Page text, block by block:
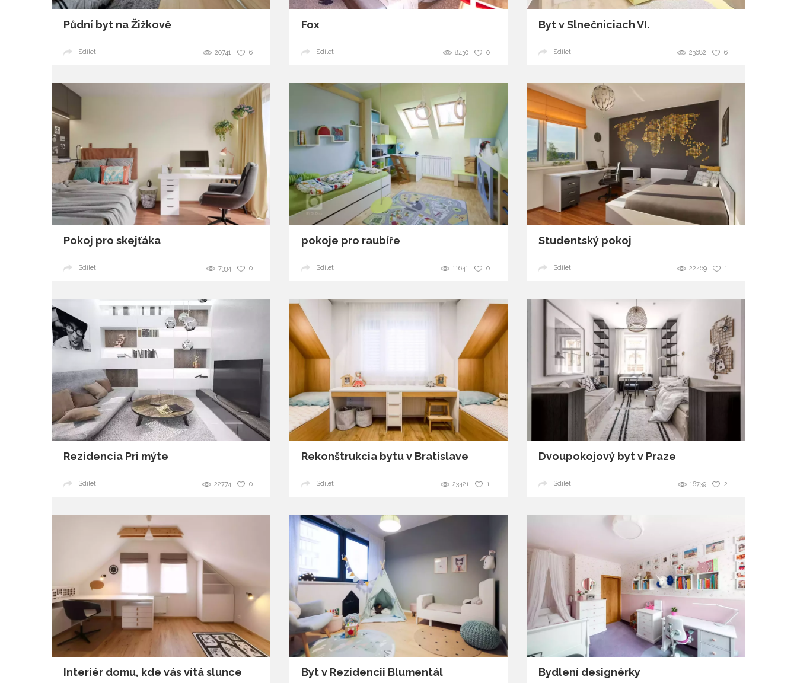
Půdní byt na Žižkově
6
20741
Sdílet
Fox
0
8430
Sdílet
Byt v Slnečniciach VI.
6
23682
Sdílet
Pokoj pro skejťáka
0
7334
Sdílet
pokoje pro raubíře
0
11641
Sdílet
Studentský pokoj
1
22469
Sdílet
Rezidencia Pri mýte
0
22774
Sdílet
Rekonštrukcia bytu v Bratislave
1
23421
Sdílet
Dvoupokojový byt v Praze
2
16739
Sdílet
Interiér domu, kde vás vítá slunce Byt v Rezidencii Blumentál Bydlení designérky